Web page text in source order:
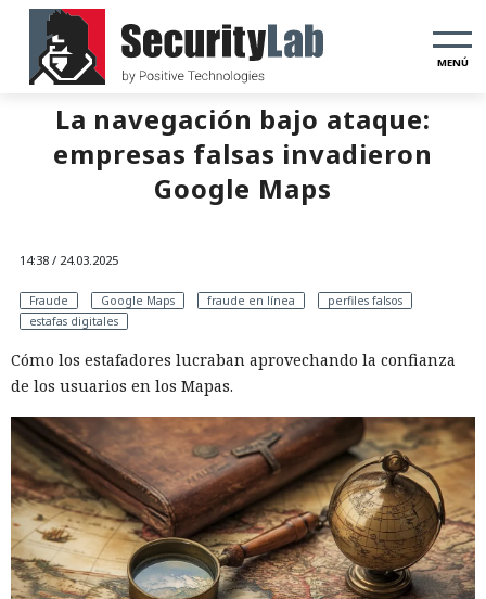
MENÚ
La navegación bajo ataque:
empresas falsas invadieron
Google Maps
14:38 / 24.03.2025
Fraude Google Maps fraude en línea
perfiles falsos
estafas digitales
Cómo los estafadores lucraban aprovechando la confianza
de los usuarios en los Mapas.